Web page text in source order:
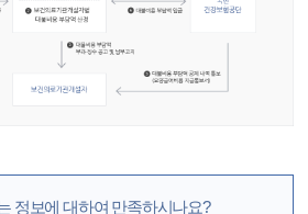
정보에 대하여 만족하시나요?